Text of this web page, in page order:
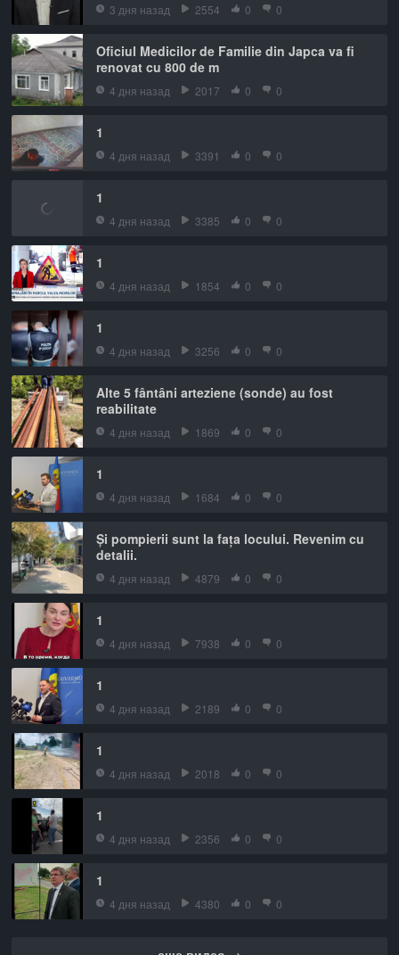
3 дня назад 2554 0 0
Oficiul Medicilor de Familie din Japca va fi
renovat cu 800 de m
4 дня назад 2017 0 0
1
4 дня назад 3391 0 0
1
4 дня назад 3385 0 0
1
4 дня назад 1854 0 0
1
4 дня назад 3256 0 0
Alte 5 fântâni arteziene (sonde) au fost
reabilitate
4 дня назад 1869 0 0
1
4 дня назад 1684 0 0
Și pompierii sunt la fața locului. Revenim cu
detalii.
4 дня назад 4879 0 0
1
4 дня назад 7938 0 0
1
4 дня назад 2189 0 0
1
4 дня назад 2018 0 0
1
4 дня назад 2356 0 0
1
4 дня назад 4380 0 0